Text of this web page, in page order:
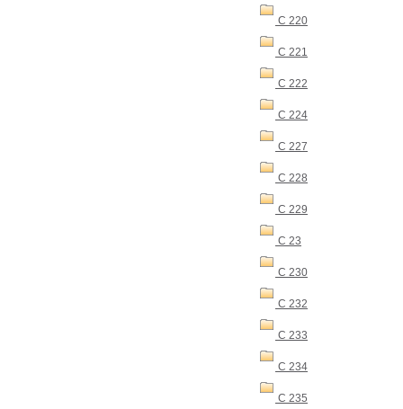
C 220
C 221
C 222
C 224
C 227
C 228
C 229
C 23
C 230
C 232
C 233
C 234
C 235